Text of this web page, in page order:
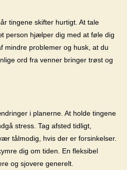
tingene skifter hurtigt. At tale
person hjælper dig med at føle dig
mindre problemer og husk, at du
ord fra venner bringer trøst og
i planerne. At holde tingene
stress. Tag afsted tidligt,
tålmodig, hvis der er forsinkelser.
dig om tiden. En fleksibel
og sjovere generelt.